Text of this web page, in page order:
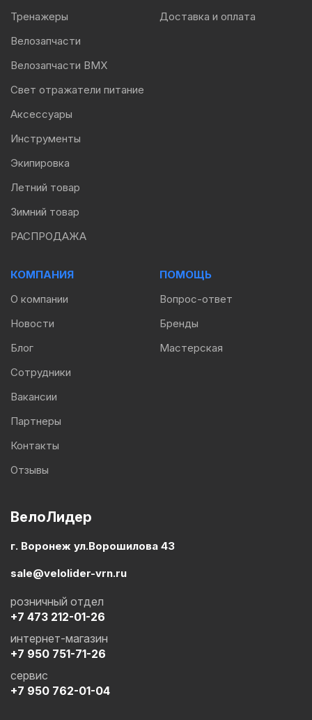
ВелоЛидер
г. Воронеж ул.Ворошилова 43
sale@velolider-vrn.ru
+7 473 212-01-26
розничный отдел
+7 950 751-71-26
интернет-магазин
+7 950 762-01-04
сервис
Тренажеры
Велозапчасти
Велозапчасти BMX
Свет отражатели питание
Аксессуары
Инструменты
Экипировка
Летний товар
Зимний товар
РАСПРОДАЖА
Доставка и оплата
КОМПАНИЯ
О компании
Новости
Блог
Сотрудники
Вакансии
Партнеры
Контакты
Отзывы
ПОМОЩЬ
Вопрос-ответ
Бренды
Мастерская